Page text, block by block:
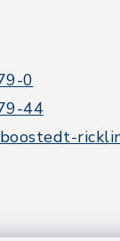
0
44